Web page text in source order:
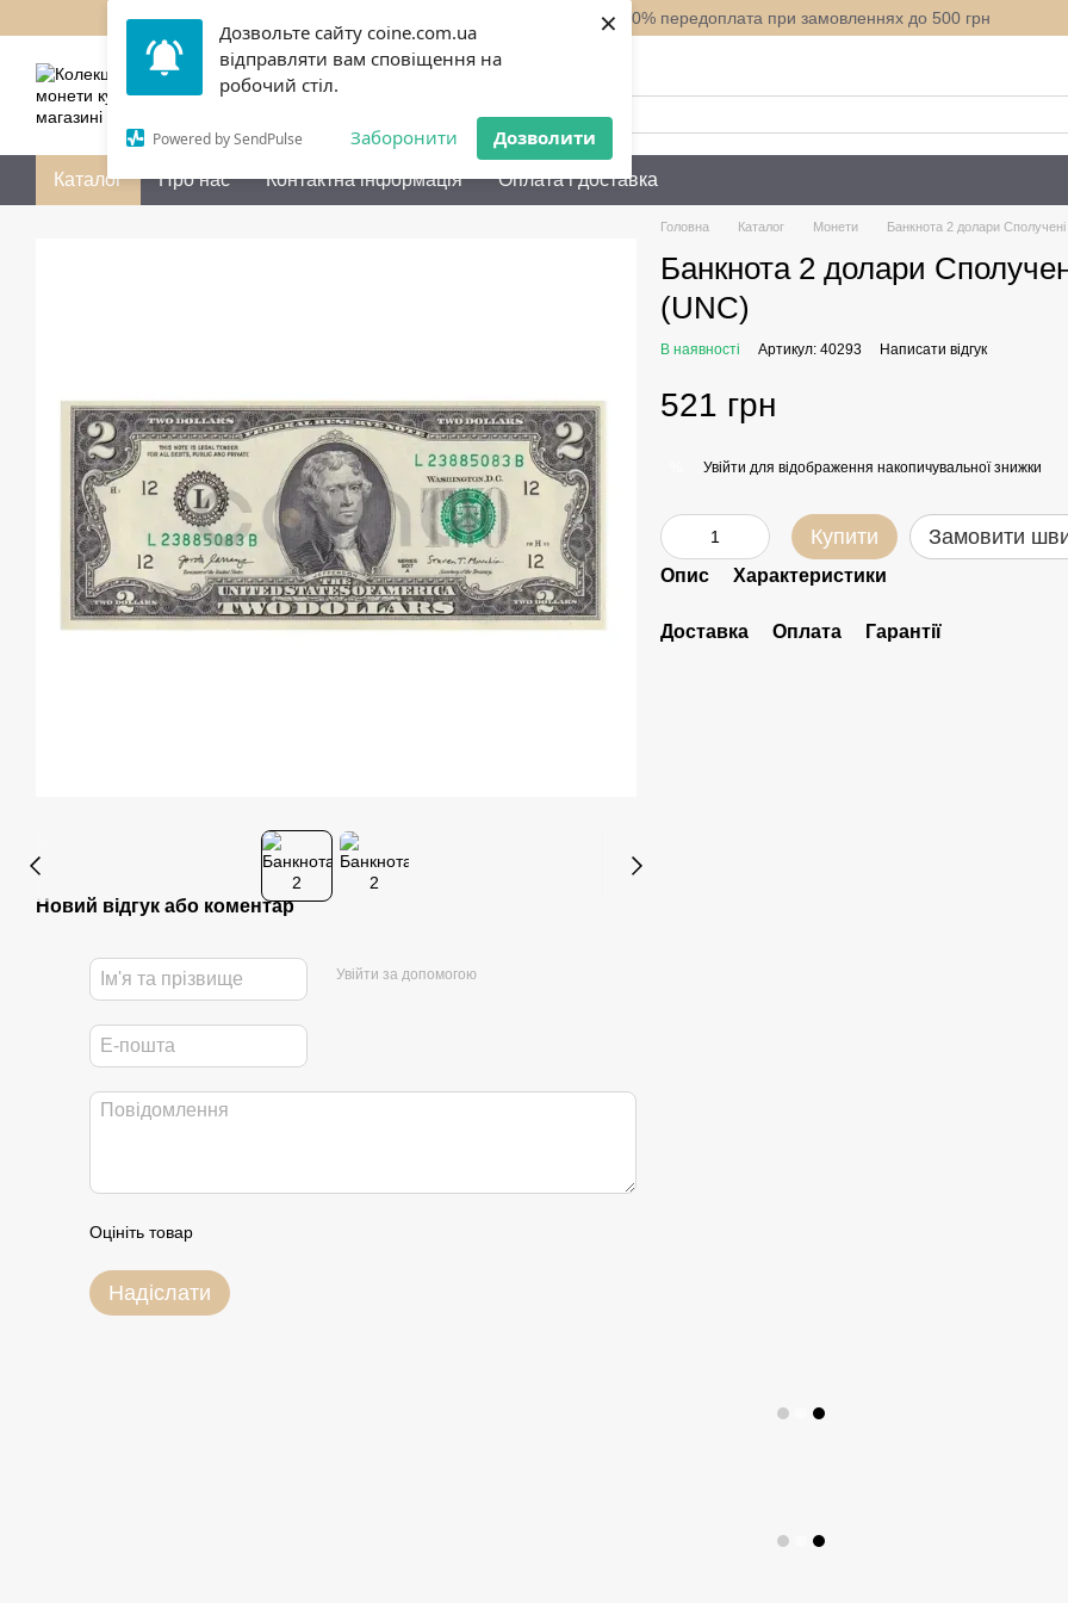
Дозвольте сайту coine.com.ua
відправляти вам сповіщення на
робочий стіл.
Powered by SendPulse Заборонити Дозволити
×
Перейти до основного контенту 100% передоплата при замовленнях до 500 грн
050 072-36-80 Передзвонити вам?
Каталог Про нас Контактна інформація Оплата і доставка
Новий відгук або коментар
Увійти за допомогою
Оцініть товар
Надіслати
Головна Каталог Монети Банкнота 2 долари
Банкнота 2 долари
(UNC)
В наявності Артикул: 40293 Написати відгук
521 грн
Увійти для відображення накопичувальної знижки
Купити Замовити
Опис Характеристики
Доставка Оплата Гарантії